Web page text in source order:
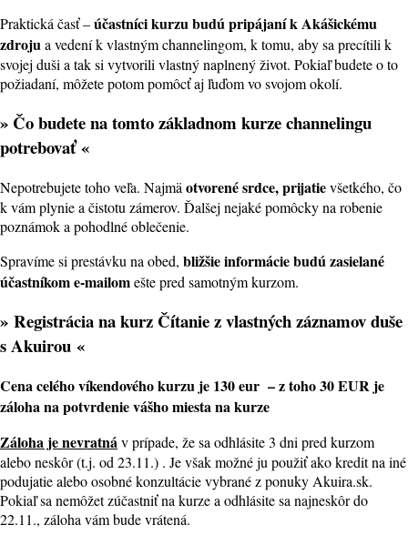
Praktická časť –účastníci kurzu budú pripájaní k Akášickému
zdrojua vedení k vlastným channelingom, k tomu, aby sa precítili k
svojej duši a tak si vytvorili vlastný naplnený život. Pokiaľ budete o to
požiadaní, môžete potom pomôcť aj ľuďom vo svojom okolí.
» Čo budete na tomto základnom kurze channelingu
potrebovať «
Nepotrebujete toho veľa. Najmä otvorené srdce, prijatievšetkého, čo
k vám plynie a čistotu zámerov. Ďalšej nejaké pomôcky na robenie
poznámok a pohodlné oblečenie.
Spravíme si prestávku na obed, bližšie informácie budú zasielané
účastníkom e-mailomešte pred samotným kurzom.
» Registrácia na kurz Čítanie z vlastných záznamov duše
s Akuirou «
Cena celého víkendového kurzu je 130 eur – z toho 30 EUR je
záloha na potvrdenie vášho miesta na kurze
Záloha je nevratnáv prípade, že sa odhlásite 3 dni pred kurzom
alebo neskôr (t.j. od 23.11.) . Je však možné ju použiť ako kredit na iné
podujatie alebo osobné konzultácie vybrané z ponuky Akuira.sk.
Pokiaľ sa nemôžet zúčastniť na kurze a odhlásite sa najneskôr do
22.11., záloha vám bude vrátená.